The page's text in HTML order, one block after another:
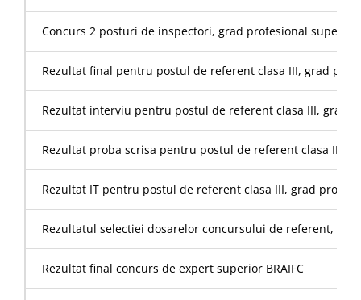
Concurs 2 posturi de inspectori, grad profesional superior
Rezultat final pentru postul de referent clasa III, grad
Rezultat interviu pentru postul de referent clasa III, grad
Rezultat proba scrisa pentru postul de referent clasa III,
Rezultat IT pentru postul de referent clasa III, grad
Rezultatul selectiei dosarelor concursului de referent,
Rezultat final concurs de expert superior BRAIFC